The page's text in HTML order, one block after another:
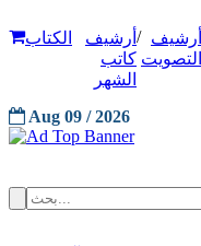
أرشيف
التصويت
/ أرشيف
كاتب
الشهر
الكتاب
Aug 09 / 2026